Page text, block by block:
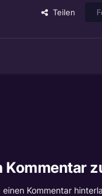
Teilen
Kommentar
Kommentar